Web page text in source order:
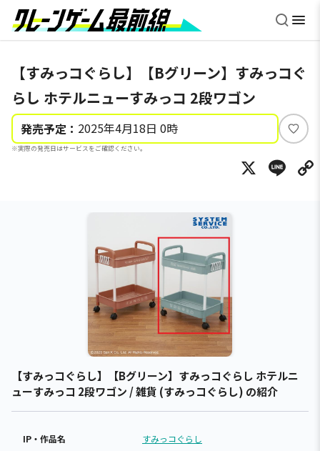
【すみっコぐらし】【Bグリーン】すみっコぐ
らし ホテルニューすみっコ 2段ワゴン
発売予定： 2025年4月18日 0時
※実際の発売日はサービスをご確認ください。
い
ね
X
【すみっコぐらし】【Bグリーン】すみっコぐらし ホテルニ
ューすみっコ 2段ワゴン / 雑貨 (すみっコぐらし) の紹介
IP・作品名 すみっコぐらし